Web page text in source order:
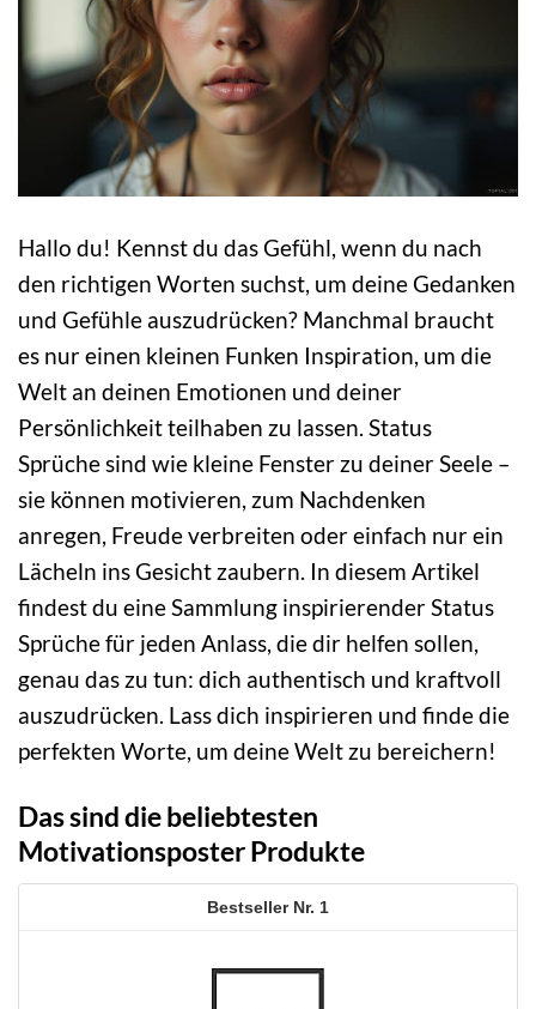
Hallo du! Kennst du das Gefühl, wenn du nach
den richtigen Worten suchst, um deine Gedanken
und Gefühle auszudrücken? Manchmal braucht
es nur einen kleinen Funken Inspiration, um die
Welt an deinen Emotionen und deiner
Persönlichkeit teilhaben zu lassen. Status
Sprüche sind wie kleine Fenster zu deiner Seele –
sie können motivieren, zum Nachdenken
anregen, Freude verbreiten oder einfach nur ein
Lächeln ins Gesicht zaubern. In diesem Artikel
findest du eine Sammlung inspirierender Status
Sprüche für jeden Anlass, die dir helfen sollen,
genau das zu tun: dich authentisch und kraftvoll
auszudrücken. Lass dich inspirieren und finde die
perfekten Worte, um deine Welt zu bereichern!
Das sind die beliebtesten
Motivationsposter Produkte
1